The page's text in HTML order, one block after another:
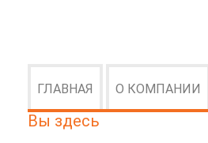
ГЛАВНАЯ О КОМПАНИИ
Вы здесь